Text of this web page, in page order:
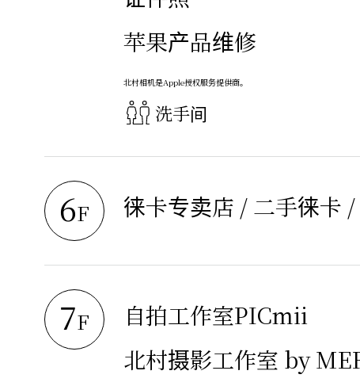
苹果产品维修
北村相机是Apple授权服务提供商。
洗手间
6F 徕卡专卖店 / 二手徕卡
7F
自拍工作室PICmii
北村摄影工作室 by